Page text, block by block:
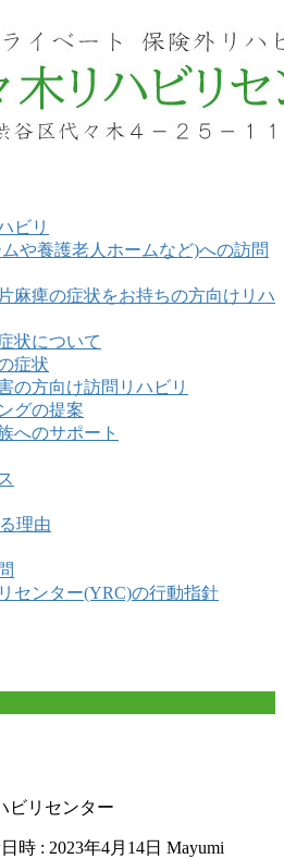
ビリ
や養護老人ホームなど)への訪問
麻痺の症状をお持ちの方向けリハ
状について
症状
の方向け訪問リハビリ
グの提案
へのサポート
理由
センター(YRC)の行動指針
ビリセンター
時 : 2023年4月14日 Mayumi